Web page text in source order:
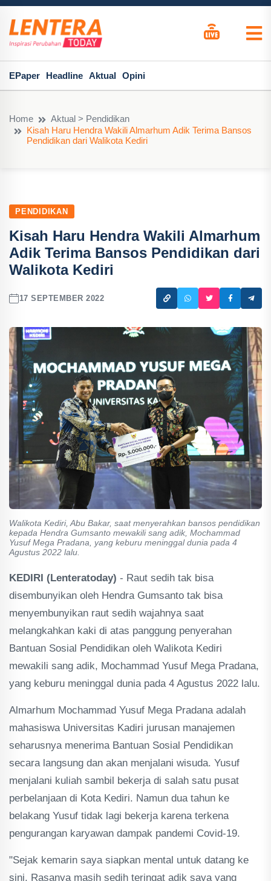
EPaper Headline Aktual Opini
Home
Aktual > Pendidikan
Kisah Haru Hendra Wakili Almarhum Adik Terima Bansos
Pendidikan dari Walikota Kediri
PENDIDIKAN
Kisah Haru Hendra Wakili Almarhum
Adik Terima Bansos Pendidikan dari
Walikota Kediri
17 SEPTEMBER 2022
Walikota Kediri, Abu Bakar, saat menyerahkan bansos pendidikan
kepada Hendra Gumsanto mewakili sang adik, Mochammad
Yusuf Mega Pradana, yang keburu meninggal dunia pada 4
Agustus 2022 lalu.
KEDIRI (Lenteratoday) - Raut sedih tak bisa
disembunyikan oleh Hendra Gumsanto tak bisa
menyembunyikan raut sedih wajahnya saat
melangkahkan kaki di atas panggung penyerahan
Bantuan Sosial Pendidikan oleh Walikota Kediri
mewakili sang adik, Mochammad Yusuf Mega Pradana,
yang keburu meninggal dunia pada 4 Agustus 2022 lalu.
Almarhum Mochammad Yusuf Mega Pradana adalah
mahasiswa Universitas Kadiri jurusan manajemen
seharusnya menerima Bantuan Sosial Pendidikan
secara langsung dan akan menjalani wisuda. Yusuf
menjalani kuliah sambil bekerja di salah satu pusat
perbelanjaan di Kota Kediri. Namun dua tahun ke
belakang Yusuf tidak lagi bekerja karena terkena
pengurangan karyawan dampak pandemi Covid-19.
"Sejak kemarin saya siapkan mental untuk datang ke
sini. Rasanya masih sedih teringat adik saya yang